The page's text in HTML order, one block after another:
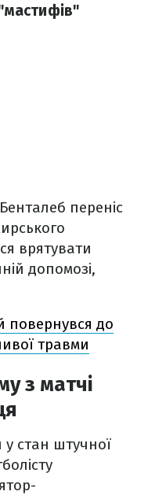
переніс
врятувати
допомозі,
повернувся до
травми
з матчі
у стан штучної